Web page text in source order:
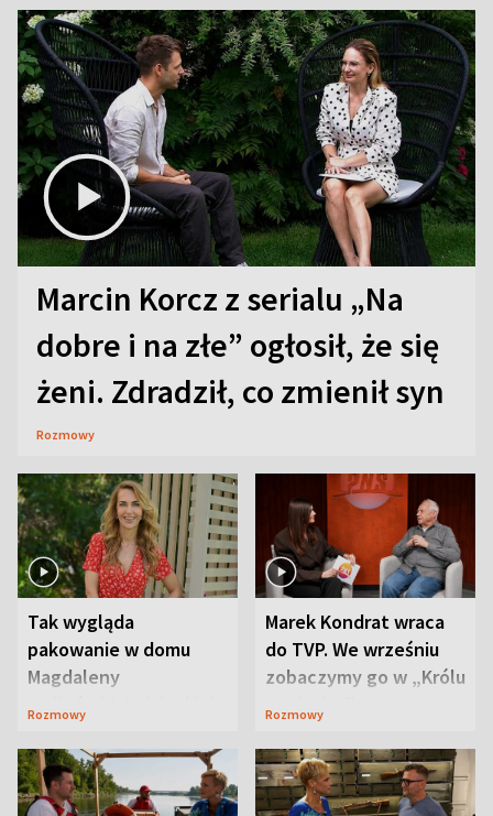
Marcin Korcz z serialu „Na
dobre i na złe” ogłosił, że się
żeni. Zdradził, co zmienił syn
Rozmowy
Tak wygląda
pakowanie w domu
Magdaleny
Waligórskiej-Lisieckiej.
Rozmowy
Marek Kondrat wraca
do TVP. We wrześniu
zobaczymy go w „Królu
Maciusiu I”
Rozmowy